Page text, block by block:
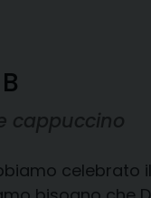
cappuccino
celebrato